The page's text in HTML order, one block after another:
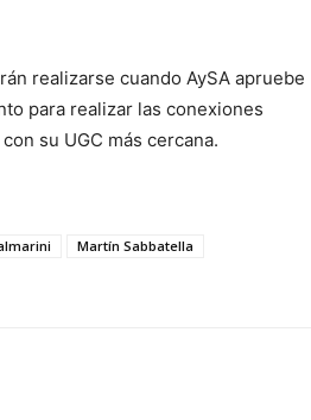
realizarse cuando AySA apruebe
para realizar las conexiones
su UGC más cercana.
Martín Sabbatella